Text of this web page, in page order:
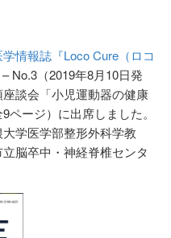
情報誌『Loco Cure（ロコ
– No.3（2019年8月10日発
談会「小児運動器の健康
ージ）に出席しました。
学医学部整形外科学教
脳卒中・神経脊椎センタ